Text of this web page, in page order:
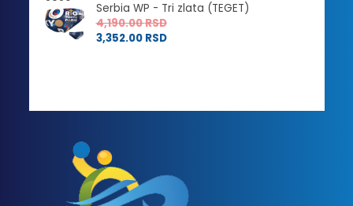
Serbia WP - Tri zlata (TEGET)
4,190.00RSD
3,352.00 RSD